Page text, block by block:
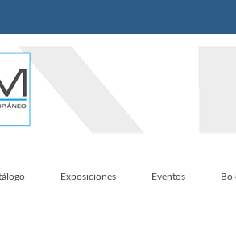
Exposiciones Eventos